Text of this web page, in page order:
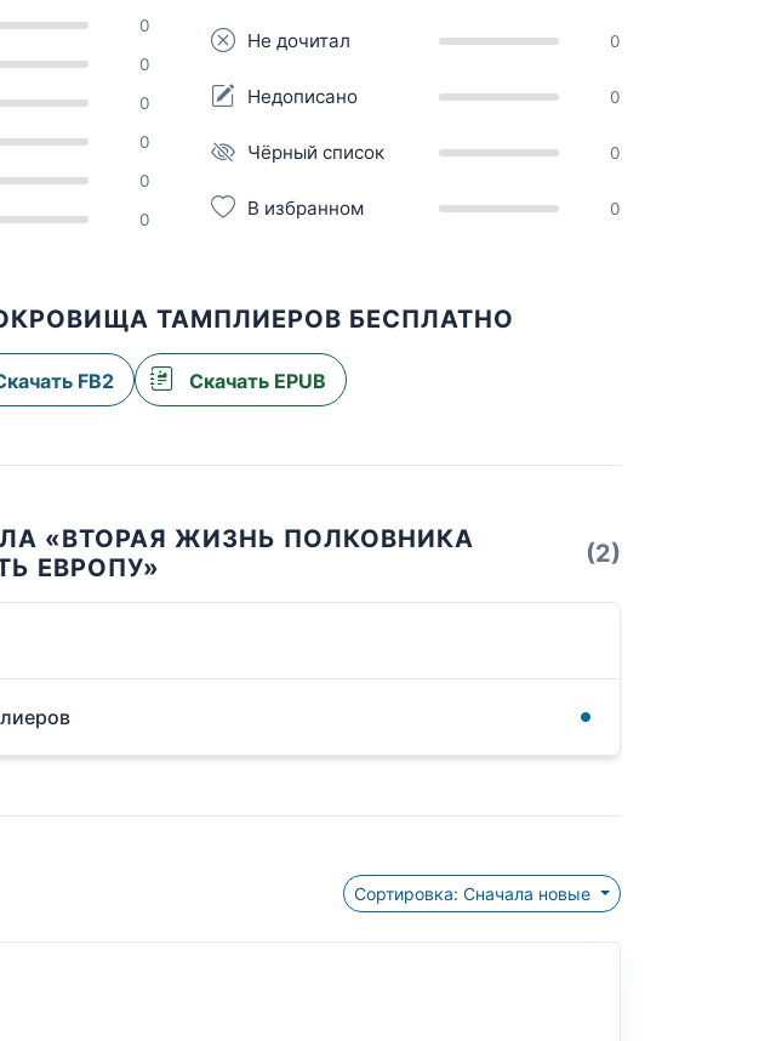
0
0
0
0
0
0
Не дочитал 0
Недописано 0
Чёрный список 0
В избранном 0
ТАМПЛИЕРОВ БЕСПЛАТНО
FB2 Скачать EPUB
«ВТОРАЯ ЖИЗНЬ ПОЛКОВНИКА
ЕВРОПУ»
(2)
Сортировка: Сначала новые